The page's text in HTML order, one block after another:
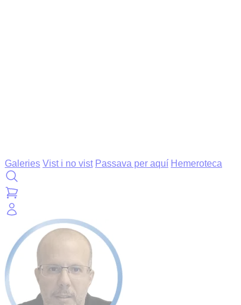
Galeries Vist i no vist Passava per aquí Hemeroteca